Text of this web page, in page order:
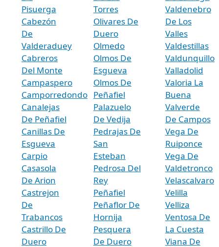
Pisuerga
Cabezón
De
Valderaduey
Cabreros
Del Monte
Campaspero
Camporredondo
Canalejas
De Peñafiel
Canillas De
Esgueva
Carpio
Casasola
De Arion
Castrejon
De
Trabancos
Castrillo De
Duero
Torres
Olivares De
Duero
Olmedo
Olmos De
Esgueva
Olmos De
Peñafiel
Palazuelo
De Vedija
Pedrajas De
San
Esteban
Pedrosa Del
Rey
Peñafiel
Peñaflor De
Hornija
Pesquera
De Duero
Valdenebro
De Los
Valles
Valdestillas
Valdunquillo
Valladolid
Valoria La
Buena
Valverde
De Campos
Vega De
Ruiponce
Vega De
Valdetronco
Velascalvaro
Velilla
Velliza
Ventosa De
La Cuesta
Viana De